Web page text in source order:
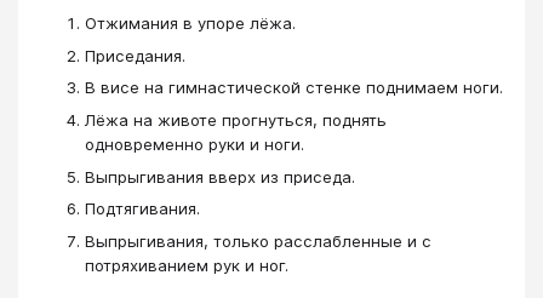
Отжимания в упоре лёжа.
Приседания.
В висе на гимнастической стенке поднимаем ноги.
Лёжа на животе прогнуться, поднять
одновременно руки и ноги.
Выпрыгивания вверх из приседа.
Подтягивания.
Выпрыгивания, только расслабленные и с
потряхиванием рук и ног.